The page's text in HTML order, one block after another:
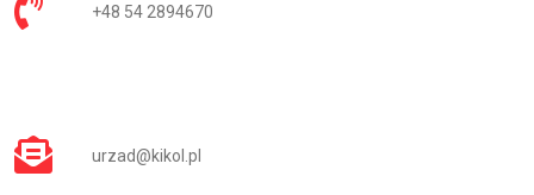
+48 54 2894670
urzad@kikol.pl